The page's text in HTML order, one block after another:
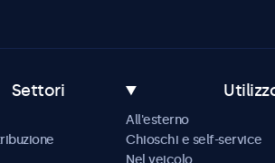
Settori
All'esterno
Chioschi e self-service